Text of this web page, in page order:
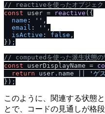
/ / reactiveを使ったオブジェク
const user = reactive ({
name : '' ,
email : '' ,
isActive : false ,
});
/ / computedを使った派生状態の
const userDisplayName =
return user. name 'ゲ
このように、関連する状態
とで、コードの見通しが格